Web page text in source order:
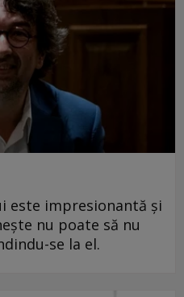
este impresionantă și
nu poate să nu
se la el.